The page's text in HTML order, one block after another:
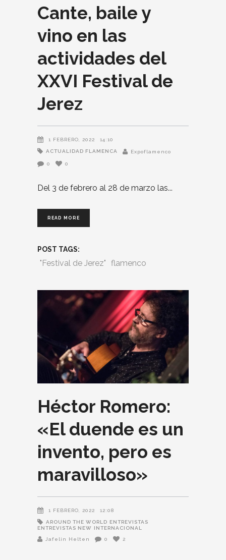
Cante, baile y
vino en las
actividades del
XXVI Festival de
Jerez
1 FEBRERO, 2022 14:10
ACTUALIDAD FLAMENCA Expoflamenco
0 0
Del 3 de febrero al 28 de marzo las
READ MORE
POST TAGS:
"Festival de Jerez" flamenco
Héctor Romero:
«El duende es un
invento, pero es
maravilloso»
1 FEBRERO, 2022 12:08
AROUND THE WORLD ENTREVISTAS
ENTREVISTAS NEW INTERNACIONAL
Jafelin Helten
0 2